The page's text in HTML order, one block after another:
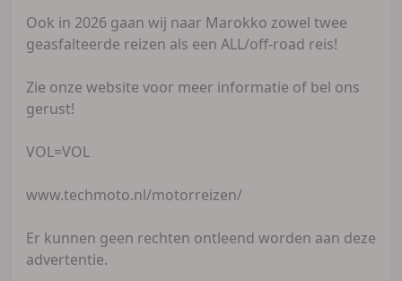
Ook in 2026 gaan wij naar Marokko zowel twee
geasfalteerde reizen als een ALL/off-road reis!
Zie onze website voor meer informatie of bel ons
gerust!
VOL=VOL
www.techmoto.nl/motorreizen/
Er kunnen geen rechten ontleend worden aan deze
advertentie.